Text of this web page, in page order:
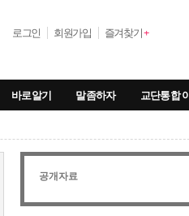
로그인 회원가입 즐겨찾기+
바로알기 말좀하자 교단통합
공개자료